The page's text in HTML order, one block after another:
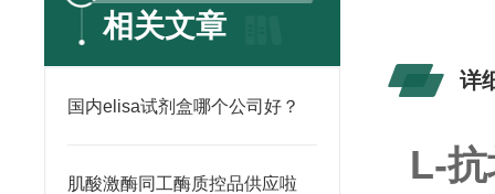
相关文章
国内elisa试剂盒哪个公司好？
肌酸激酶同工酶质控品供应啦
详
L-